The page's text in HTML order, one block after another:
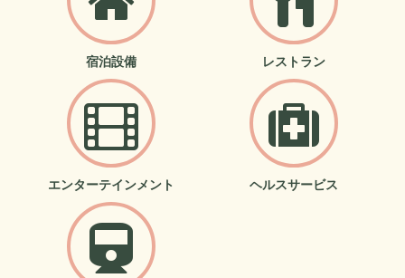
宿泊設備 レストラン
エンターテインメント ヘルスサービス